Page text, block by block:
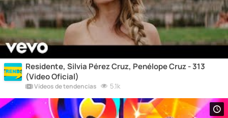
Residente, Silvia Pérez Cruz, Penélope Cruz - 313
(Video Oficial)
Vídeos de tendencias 5.1k